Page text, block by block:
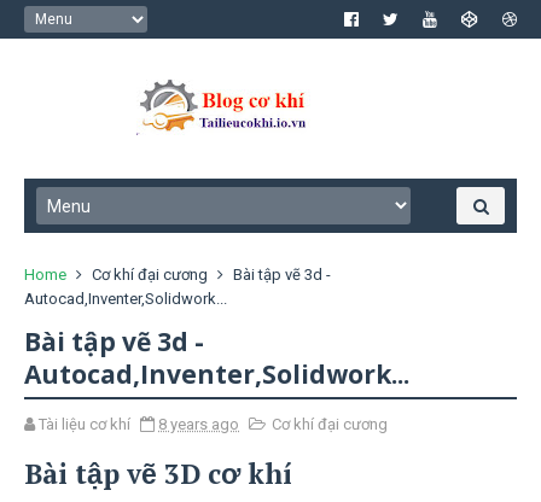
Home Cơ khí đại cương
Bài tập vẽ 3d -
Autocad,Inventer,Solidwork...
Bài tập vẽ 3d -
Autocad,Inventer,Solidwork...
Tài liệu cơ khí 8 years ago Cơ khí đại cương
Bài tập vẽ 3D cơ khí